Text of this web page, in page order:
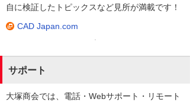
自に検証したトピックスなど見所が満載です！
CAD Japan.com
サポート
大塚商会では、電話・Webサポート・リモート